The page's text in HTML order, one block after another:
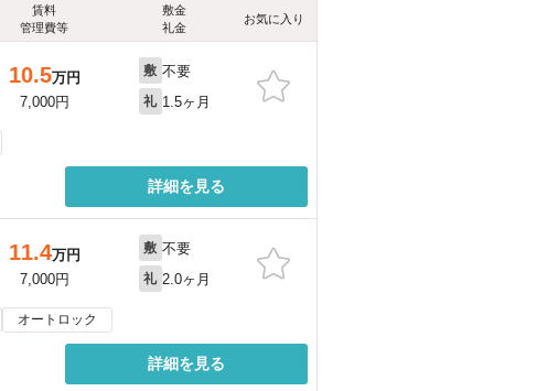
賃料
管理費等
敷金
礼金
お気に入り
10.5万円
7,000円
敷 不要
礼 1.5ヶ月
詳細を見る
11.4万円
7,000円
敷 不要
礼 2.0ヶ月
オートロック
詳細を見る